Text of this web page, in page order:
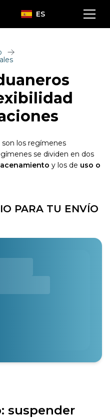
ES
los regímenes
se dividen en dos
y los de uso o
PARA TU ENVÍO
suspender